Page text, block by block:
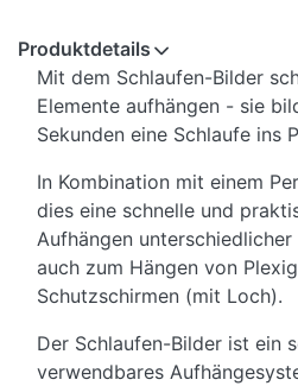
Produktdetails
Mit dem Schlaufen-Bilder
Elemente aufhängen - sie
Sekunden eine Schlaufe ins
In Kombination mit einem
dies eine schnelle und
Aufhängen
auch zum Hängen von
Schutzschirmen (mit Loch).
Der Schlaufen-Bilder ist ein
verwendbares